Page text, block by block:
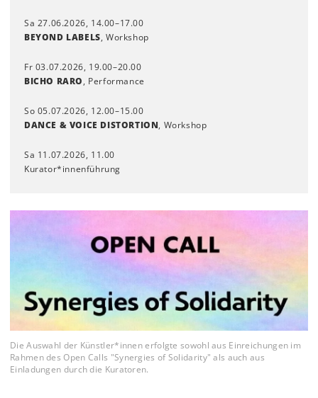
Sa 27.06.2026, 14.00–17.00
BEYOND LABELS, Workshop
Fr 03.07.2026, 19.00–20.00
BICHO RARO, Performance
So 05.07.2026, 12.00–15.00
DANCE & VOICE DISTORTION, Workshop
Sa 11.07.2026, 11.00
Kurator*innenführung
Die Auswahl der Künstler*innen erfolgte sowohl aus Einreichungen im
Rahmen des Open Calls "Synergies of Solidarity" als auch aus
Einladungen durch die Kuratoren.